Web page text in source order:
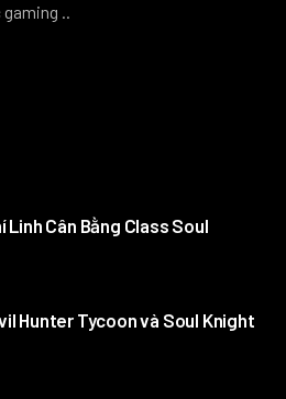
..
Linh Cân Bằng Class Soul
Hunter Tycoon và Soul Knight